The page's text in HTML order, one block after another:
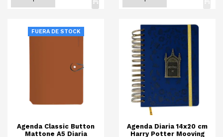
FUERA DE STOCK
Agenda Classic Button
Mattone A5 Diaria
Agenda Diaria 14x20 cm
Harry Potter Mooving